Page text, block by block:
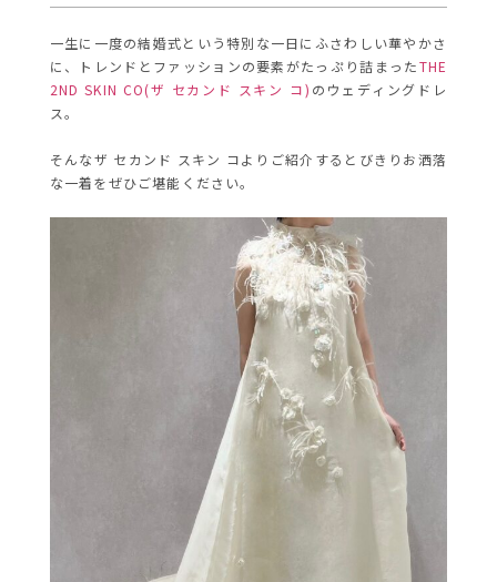
一生に一度の結婚式という特別な一日にふさわしい華やかさ
に、トレンドとファッションの要素がたっぷり詰まったTHE
2ND SKIN CO(ザ セカンド スキン コ) のウェディングドレ
ス。
そんなザ セカンド スキン コよりご紹介するとびきりお洒落
な一着をぜひご堪能ください。